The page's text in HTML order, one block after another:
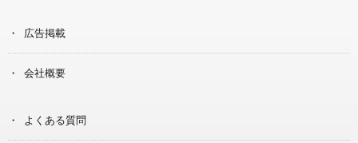
広告掲載
会社概要
よくある質問